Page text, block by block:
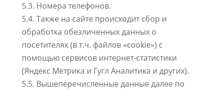
5.3. Номера телефонов.
5.4. Также на сайте происходит сбор и
обработка обезличенных данных о
посетителях (в т.ч. файлов «cookie») с
помощью сервисов интернет-статистики
(Яндекс Метрика и Гугл Аналитика и других).
5.5. Вышеперечисленные данные далее по